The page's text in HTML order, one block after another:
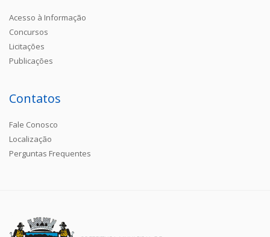
Acesso à Informação
Concursos
Licitações
Publicações
Contatos
Fale Conosco
Localização
Perguntas Frequentes